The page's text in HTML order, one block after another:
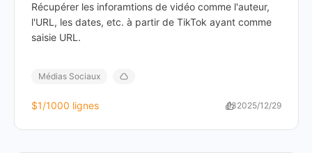
Récupérer les inforamtions de vidéo comme l'auteur,
l'URL, les dates, etc. à partir de TikTok ayant comme
saisie URL.
Médias Sociaux
$1/1000 lignes 932025/12/29